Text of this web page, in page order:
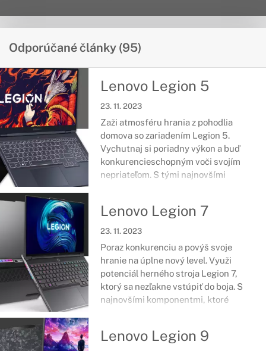
Odporúčané články (95)
Lenovo Legion 5
23. 11. 2023
Zaži atmosféru hrania z pohodlia
domova so zariadením Legion 5.
Vychutnaj si poriadny výkon a buď
konkurencieschopným voči svojím
nepriateľom. S tými najnovšími
ktorý s tebou prežije deň v škole či v
práci.
Lenovo Legion 7
23. 11. 2023
Poraz konkurenciu a povýš svoje
hranie na úplne nový level. Využi
potenciál herného stroja Legion 7,
ktorý sa nezľakne vstúpiť do boja. S
najnovšími komponentmi, ktoré
voči tým najťažším súperom.
Lenovo Legion 9